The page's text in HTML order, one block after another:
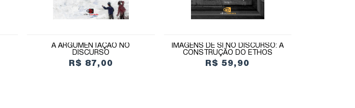
A ARGUMENTAÇÃO NO
DISCURSO
R$ 87,00
IMAGENS DE SI NO DISCURSO: A
CONSTRUÇÃO DO ETHOS
R$ 59,90